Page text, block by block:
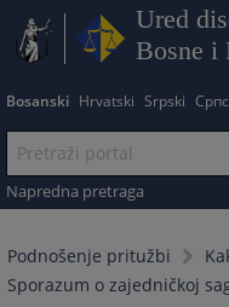
Ured
Bosne i
Bosanski Hrvatski Srpski
Napredna pretraga
Podnošenje pritužbi
Sporazum o zajedničkoj